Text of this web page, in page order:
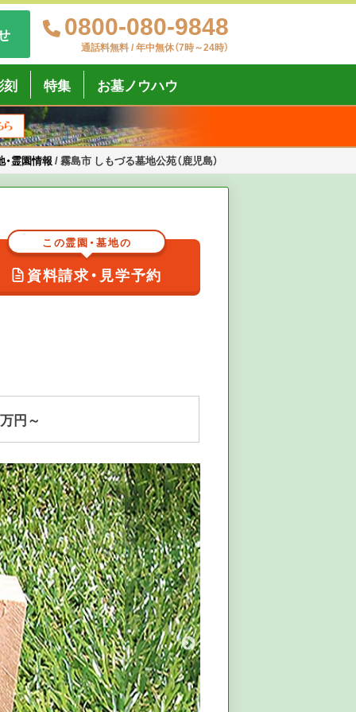
0800-080-9848
通話料無料 / 年中無休（7時～24時）
刻 特集 お墓ノウハウ
・霊園情報 /霧島市 しもづる墓地公苑（鹿児島）
この霊園・墓地の
資料請求・見学予約
万円～